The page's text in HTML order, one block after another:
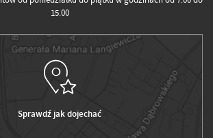
15.00
Sprawdź jak dojechać